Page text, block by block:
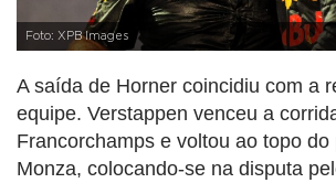
Foto: XPB Images
A saída de Horner coincidiu com a
equipe. Verstappen venceu a
Francorchamps e voltou ao topo do
Monza, colocando-se na disputa